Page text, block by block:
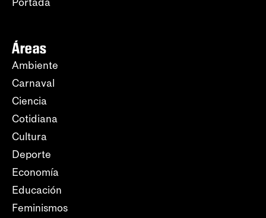
Áreas
Ambiente
Carnaval
Ciencia
Cotidiana
Cultura
Deporte
Economía
Educación
Feminismos